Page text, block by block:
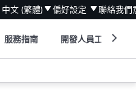
中文 (繁體) 偏好設定 聯絡我們
服務指南 開發人員工具